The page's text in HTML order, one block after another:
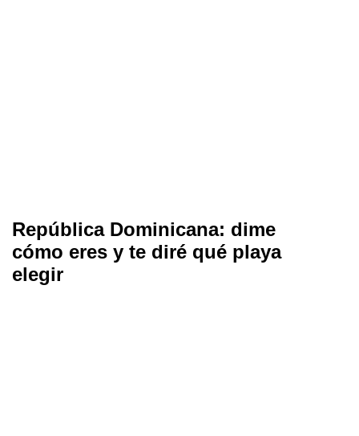
República Dominicana: dime
cómo eres y te diré qué playa
elegir